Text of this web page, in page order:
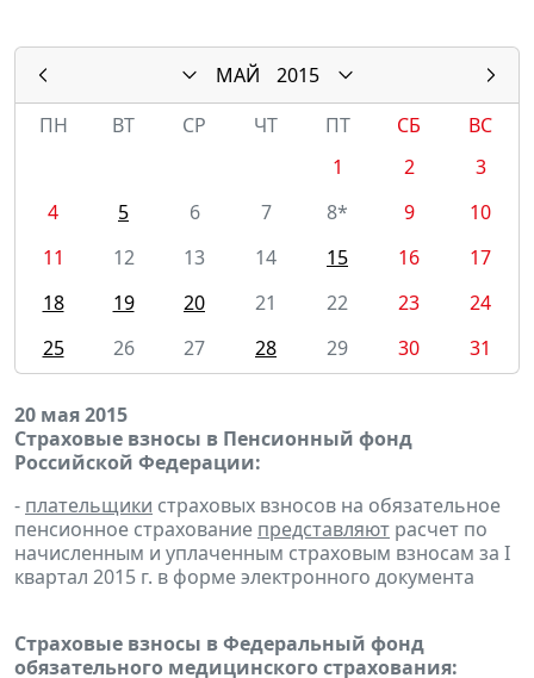
МАЙ
2015
ПН
ВТ СР ЧТ ПТ СБ
ВС
1
2
3
4
5 6 7 8* 9
10
11
12 13 14 15 16
17
18
19 20 21 22 23
24
25
26 27 28 29 30 31
20 мая 2015
Страховые взносы в Пенсионный фонд
Российской Федерации:
- плательщики страховых взносов на обязательное
пенсионное страхование представляют расчет по
начисленным и уплаченным страховым взносам за I
квартал 2015 г. в форме электронного документа
Страховые взносы в Федеральный фонд
обязательного медицинского страхования: